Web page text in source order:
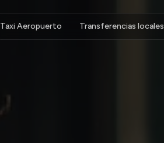
Taxi Aeropuerto Transferencias locales